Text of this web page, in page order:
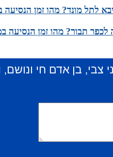
לתל מונד? מהו זמן הנסיעה
לכפר תבור? מהו זמן הנסיעה
צבי, בן אדם חי